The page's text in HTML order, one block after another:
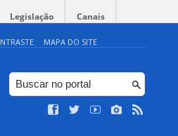
Legislação Canais
MAPA DO SITE